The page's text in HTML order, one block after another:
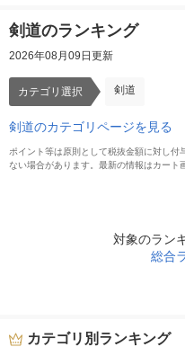
剣道のランキング
2026年08月09日更新
カテゴリ選択 剣道
剣道のカテゴリページを見る
ポイント等は原則として税抜金額に対し
ない場合があります。最新の情報はカート
対象のラン
総合
カテゴリ別ランキング